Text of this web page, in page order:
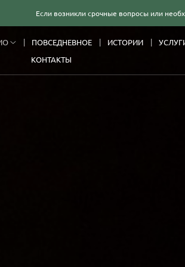
ПОВСЕДНЕВНОЕ ИСТОРИИ
КОНТАКТЫ
возникли срочные вопросы или необходима